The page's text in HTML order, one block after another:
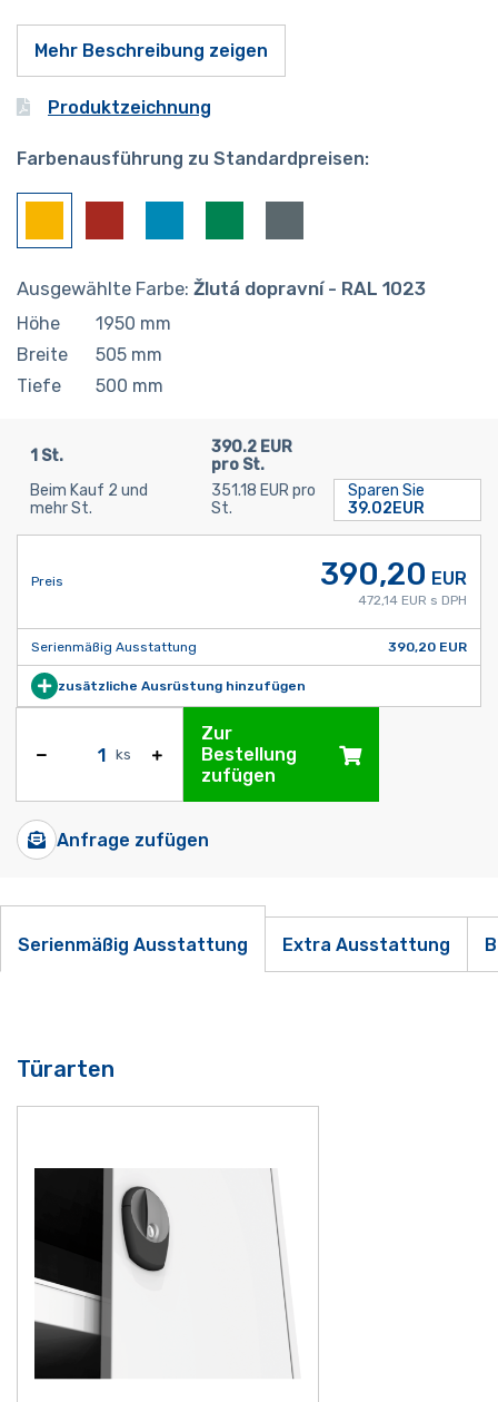
Mehr Beschreibung zeigen
Produktzeichnung
Farbenausführung zu Standardpreisen:
Ausgewählte Farbe: Žlutá dopravní - RAL 1023
Höhe 1950 mm
Breite
505 mm
Tiefe
500 mm
1 St.
390.2 EUR
pro St.
Beim Kauf 2 und
mehr St.
351.18 EUR pro
St.
Sparen Sie
39.02EUR
Preis 390,20 EUR
472,14 EUR s DPH
Serienmäßig Ausstattung 390,20 EUR
zusätzliche Ausrüstung hinzufügen
ks
Zur
Bestellung
zufügen
Anfrage zufügen
Serienmäßig Ausstattung Extra Ausstattung
Türarten